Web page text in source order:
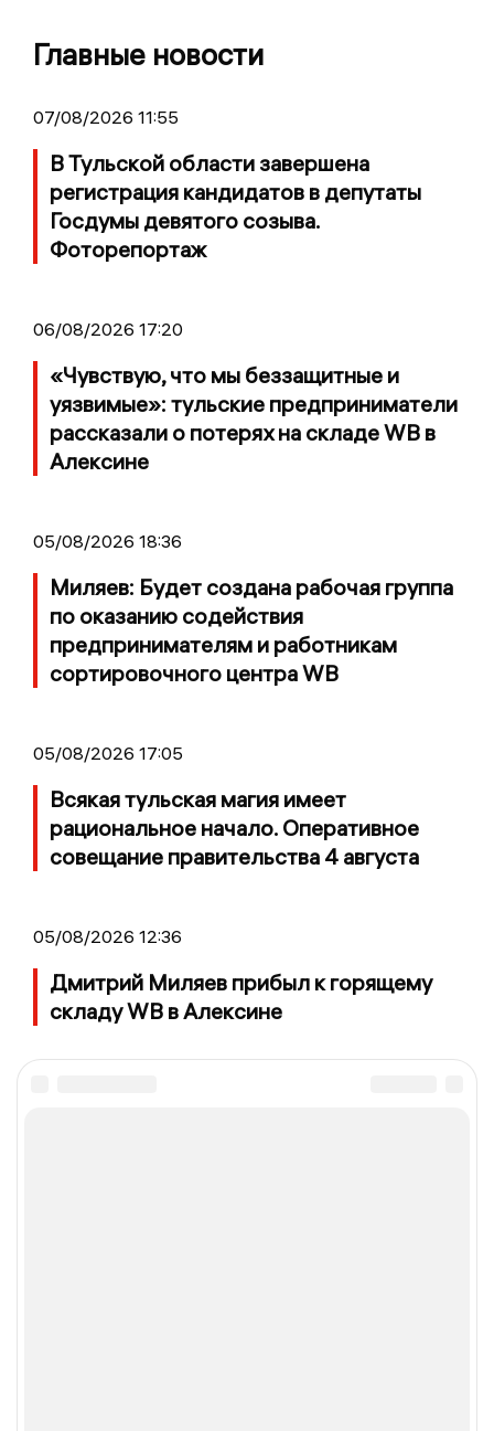
Главные новости
07/08/2026 11:55
В Тульской области завершена
регистрация кандидатов в депутаты
Госдумы девятого созыва.
Фоторепортаж
06/08/2026 17:20
«Чувствую, что мы беззащитные и
уязвимые»: тульские предприниматели
рассказали о потерях на складе WB в
Алексине
05/08/2026 18:36
Миляев: Будет создана рабочая группа
по оказанию содействия
предпринимателям и работникам
сортировочного центра WB
05/08/2026 17:05
Всякая тульская магия имеет
рациональное начало. Оперативное
совещание правительства 4 августа
05/08/2026 12:36
Дмитрий Миляев прибыл к горящему
складу WB в Алексине